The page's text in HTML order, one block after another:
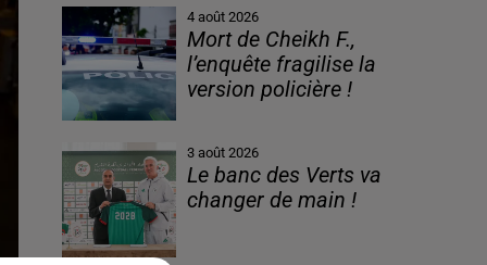
4 août 2026
Mort de Cheikh F.,
l’enquête fragilise la
version policière !
3 août 2026
Le banc des Verts va
changer de main !